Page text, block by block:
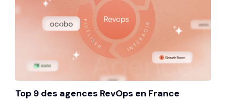
Top 9 des agences RevOps en France